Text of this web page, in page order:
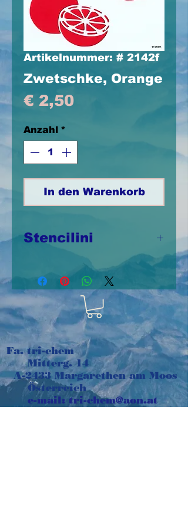
Artikelnummer: # 2142f
Zwetschke, Orange
€ 2,50Preis
Anzahl *
In den Warenkorb
Stencilini
Stencilinis aus
Kunststoff 10cm x
12,5cm,
wiederverwendbar
Fa. tri-chem
Mitterg. 14
A-2433 Margarethen am Moos
Österreich
e-mail: tri-chem@aon.at